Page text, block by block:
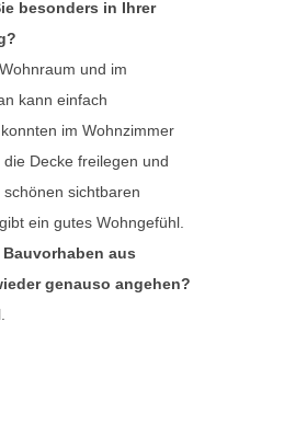
besonders in Ihrer
und im
kann einfach
im Wohnzimmer
Decke freilegen und
sichtbaren
ein gutes Wohngefühl.
aus
genauso angehen?